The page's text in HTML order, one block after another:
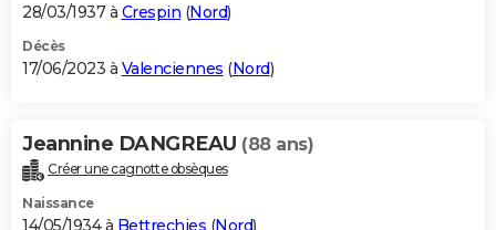
28/03/1937 à Crespin (Nord)
Décès
17/06/2023 à Valenciennes (Nord)
Jeannine DANGREAU (88 ans)
Créer une cagnotte obsèques
Naissance
14/05/1934 à Bettrechies (Nord)